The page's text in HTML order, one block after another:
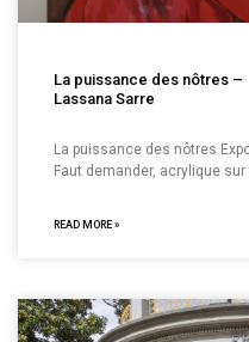
La puissance des nôtres –
Lassana Sarre
La puissance des nôtres
Faut demander, acrylique
READ MORE »